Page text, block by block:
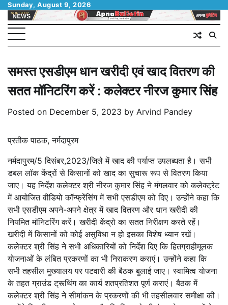
Skip
content
Sunday, August 9, 2026
समस्त एसडीएम धान खरीदी एवं खाद वितरण की
सतत मॉनिटरिंग करें : कलेक्टर नीरज कुमार सिंह
Posted on December 5, 2023 by Arvind Pandey
प्रतीक पाठक, नर्मदापुरम
नर्मदापुरम/5 दिसंबर,2023/जिले में खाद की पर्याप्त उपलब्धता है। सभी
डबल लॉक केंद्रों से किसानों को खाद का सुचारू रूप से वितरण किया
जाए। यह निर्देश कलेक्टर श्री नीरज कुमार सिंह ने मंगलवार को कलेक्ट्रेट
में आयोजित वीडियो कॉन्फ्रेंसिंग में सभी एसडीएम को दिए। उन्होंने कहा कि
सभी एसडीएम अपने-अपने क्षेत्र में खाद वितरण और धान खरीदी की
नियमित मॉनिटरिंग करें। खरीदी केंद्रो का सतत निरीक्षण करते रहें।
खरीदी में किसानों को कोई असुविधा न हो इसका विशेष ध्यान रखें।
कलेक्टर श्री सिंह ने सभी अधिकारियों को निर्देश दिए कि हितग्राहीमूलक
योजनाओं के लंबित प्रकरणों का भी निराकरण कराएं। उन्होंने कहा कि
सभी तहसील मुख्यालय पर पटवारी की बैठक बुलाई जाए। स्वामित्व योजना
के तहत ग्राउंड ट्रूथिंग का कार्य शतप्रतिशत पूर्ण कराएं। बैठक में
कलेक्टर श्री सिंह ने सीमांकन के प्रकरणों की भी तहसीलवार समीक्षा की।